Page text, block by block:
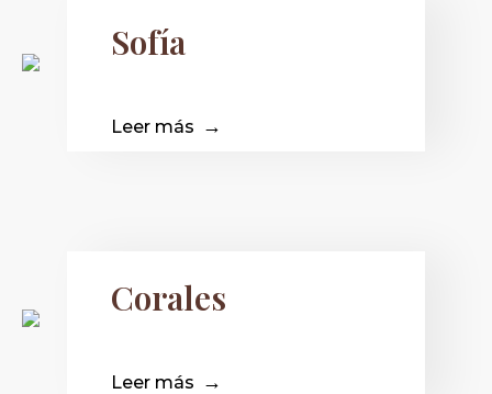
Sofía
Leer más
Corales
Leer más